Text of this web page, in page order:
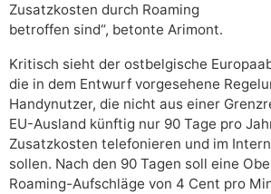
Zusatzkosten durch Roaming
betroffen sind“, betonte Arimont.
Kritisch sieht der ostbelgische
die in dem Entwurf vorgesehene
Handynutzer, die nicht aus einer
EU-Ausland künftig nur 90 Tage pro
Zusatzkosten telefonieren und im
sollen. Nach den 90 Tagen soll eine
Roaming-Aufschläge von 4 Cent pro